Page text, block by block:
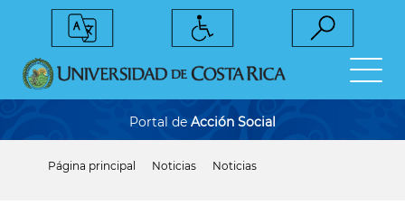
Portal de Acción Social
Página principal Noticias Noticias